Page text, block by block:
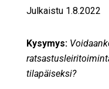
Julkaistu 1.8.2022
Kysymys:
tilapäiseksi?